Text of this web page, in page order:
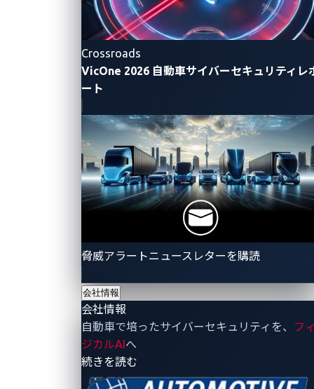
Crossroads
VicOne 2026 自動車サイバーセキュリティレ
ート
脅威アラートニュースレターを購読
会社情報
会社情報
自動車で培ったサイバーセキュリティを、
フ
ジカルAIへ
続きを読む
Bluetoothなどの通信機能を経由した不正アクセスを受
けた場合、それらが起点となり先進運転支援機能など
に影響を及ぼす懸念があります。
上で複数のオペレーティングシステムを実行するハイパーバイ
ザーなどのソフトウェア技術です。
これらの課題に対して、次世代コックピットシステム
の仮想化プラットフォームへ、パナソニック オートモ
ーティブの「VERZEUSE® for Virtualization
Extensions」とトレンドマイクロおよびトレンドマイ
セキュリティソリューションにより、仮想化プラット
フォーム上の通信データを監視し、サイバー攻撃によ
る不正な通信を検知、防御できることを確認しまし
パナソニック オートモーティブのVERZEUSE® for